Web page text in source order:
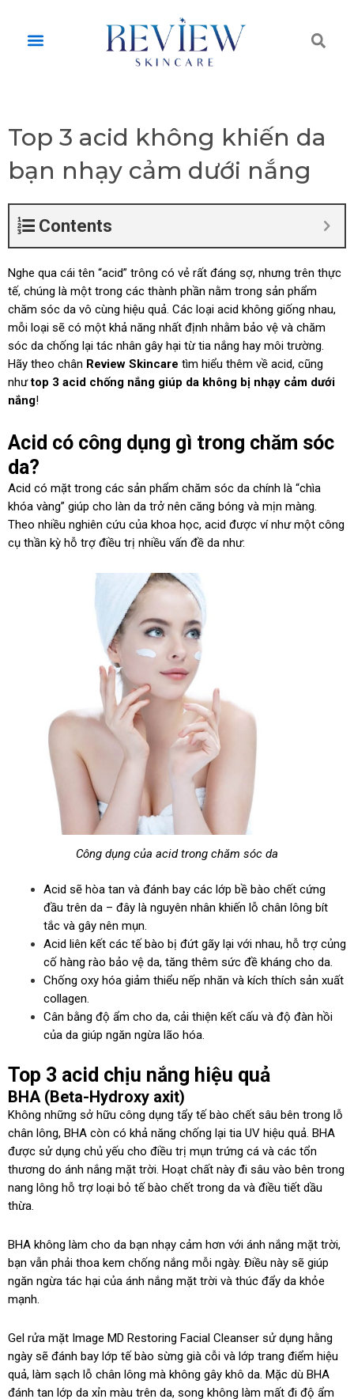
contentMenu
Top 3 acid không khiến da
bạn nhạy cảm dưới nắng
Contents
Nghe qua cái tên “acid” trông có vẻ rất đáng sợ, nhưng trên thực
tế, chúng là một trong các thành phần nằm trong sản phẩm
chăm sóc da vô cùng hiệu quả. Các loại acid không giống nhau,
mỗi loại sẽ có một khả năng nhất định nhằm bảo vệ và chăm
sóc da chống lại tác nhân gây hại từ tia nắng hay môi trường.
Hãy theo chân Review Skincare tìm hiểu thêm về acid, cũng
nhưtop 3 acid chống nắng giúp da không bị nhạy cảm dưới
nắng!
Acid có công dụng gì trong chăm sóc
da?
Acid có mặt trong các sản phẩm chăm sóc da chính là “chìa
khóa vàng” giúp cho làn da trở nên căng bóng và mịn màng.
Theo nhiều nghiên cứu của khoa học, acid được ví như một công
cụ thần kỳ hỗ trợ điều trị nhiều vấn đề da như:
Công dụng của acid trong chăm sóc da
Acid sẽ hòa tan và đánh bay các lớp bề bào chết cứng
đầu trên da – đây là nguyên nhân khiến lỗ chân lông bít
tắc và gây nên mụn.
Acid liên kết các tế bào bị đứt gãy lại với nhau, hỗ trợ củng
cố hàng rào bảo vệ da, tăng thêm sức đề kháng cho da.
Chống oxy hóa giảm thiểu nếp nhăn và kích thích sản xuất
collagen.
Cân bằng độ ẩm cho da, cải thiện kết cấu và độ đàn hồi
của da giúp ngăn ngừa lão hóa.
Top 3 acid chịu nắng hiệu quả
BHA (Beta-Hydroxy axit)
Không những sở hữu công dụng tẩy tế bào chết sâu bên trong lỗ
chân lông, BHA còn có khả năng chống lại tia UV hiệu quả. BHA
được sử dụng chủ yếu cho điều trị mụn trứng cá và các tổn
thương do ánh nắng mặt trời. Hoạt chất này đi sâu vào bên trong
nang lông hỗ trợ loại bỏ tế bào chết trong da và điều tiết dầu
thừa.
BHA không làm cho da bạn nhạy cảm hơn với ánh nắng mặt trời,
bạn vẫn phải thoa kem chống nắng mỗi ngày. Điều này sẽ giúp
ngăn ngừa tác hại của ánh nắng mặt trời và thúc đẩy da khỏe
mạnh.
Gel rửa mặt Image MD Restoring Facial Cleanser sử dụng hằng
ngày sẽ đánh bay lớp tế bào sừng già cỗi và lớp trang điểm hiệu
quả, làm sạch lỗ chân lông mà không gây khô da. Mặc dù BHA
đánh tan lớp da xỉn màu trên da, song không làm mất đi độ ẩm